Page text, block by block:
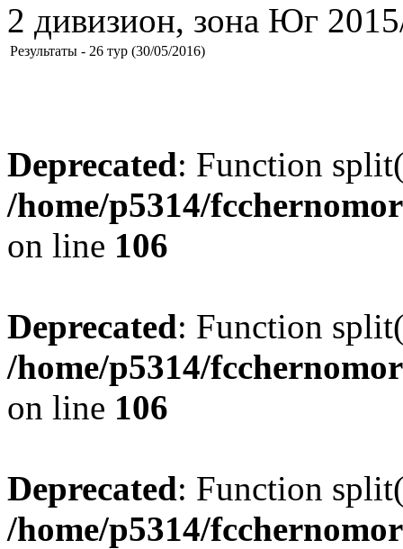
2 дивизион, зона Юг
Результаты - 26 тур (30/05/2016)
Deprecated: Function
/home/p5314/
on line 106
Deprecated: Function
/home/p5314/
on line 106
Deprecated: Function
/home/p5314/